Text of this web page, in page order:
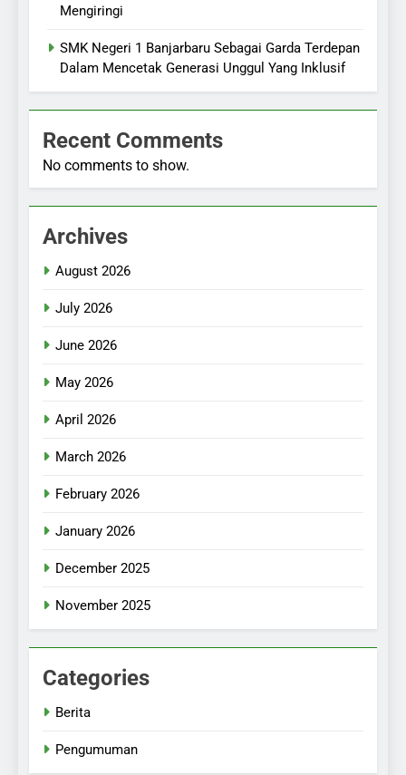
Mengiringi
SMK Negeri 1 Banjarbaru Sebagai Garda Terdepan
Dalam Mencetak Generasi Unggul Yang Inklusif
Recent Comments
No comments to show.
Archives
August 2026
July 2026
June 2026
May 2026
April 2026
March 2026
February 2026
January 2026
December 2025
November 2025
Categories
Berita
Pengumuman